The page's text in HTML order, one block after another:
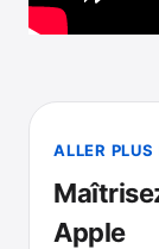
ALLER
Apple